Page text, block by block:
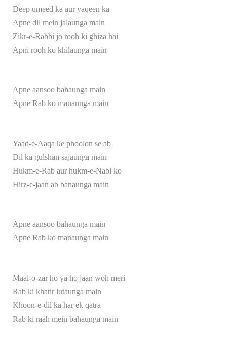
Deep umeed ka aur yaqeen ka
Apne dil mein jalaunga main
Zikr-e-Rabbi jo rooh ki ghiza hai
Apni rooh ko khilaunga main
Apne aansoo bahaunga main
Apne Rab ko manaunga main
Yaad-e-Aaqa ke phoolon se ab
Dil ka gulshan sajaunga main
Hukm-e-Rab aur hukm-e-Nabi ko
Hirz-e-jaan ab banaunga main
Apne aansoo bahaunga main
Apne Rab ko manaunga main
Maal-o-zar ho ya ho jaan woh meri
Rab ki khatir lutaunga main
Khoon-e-dil ka har ek qatra
Rab ki raah mein bahaunga main